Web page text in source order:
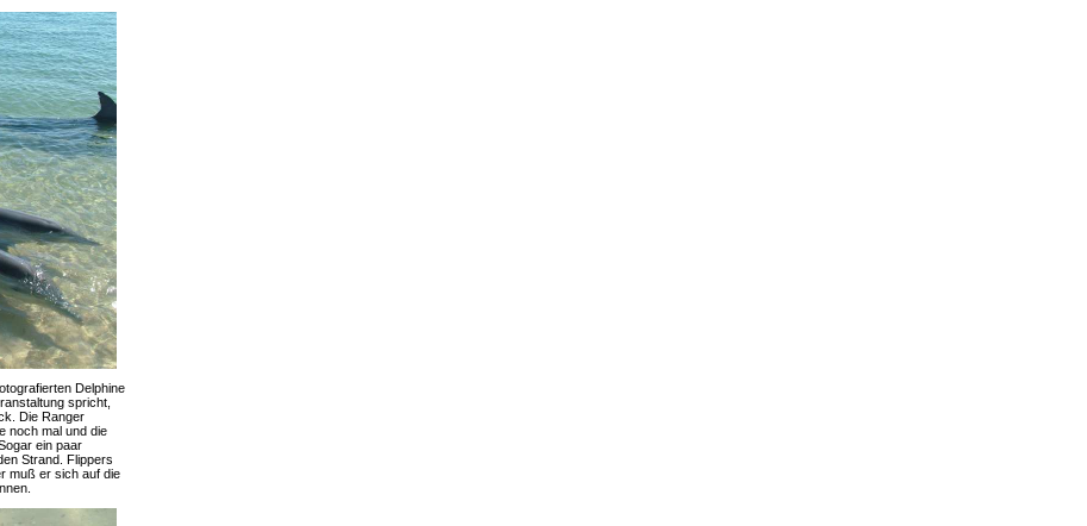
Delphine
spricht,
Die Ranger
noch mal und die
ein paar
Strand. Flippers
muß er sich auf die